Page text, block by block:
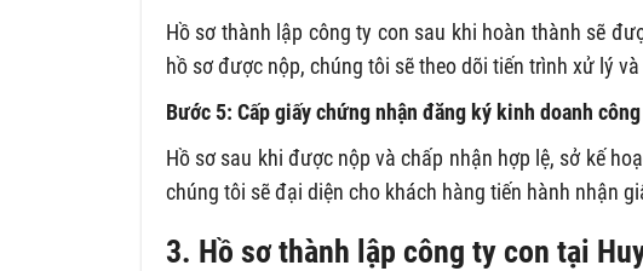
Hồ sơ thành lập công ty con sau khi hoàn thành sẽ
hồ sơ được nộp, chúng tôi sẽ theo dõi tiến trình xử lý
Bước 5: Cấp giấy chứng nhận đăng ký kinh doanh
Hồ sơ sau khi được nộp và chấp nhận hợp lệ, sở kế
chúng tôi sẽ đại diện cho khách hàng tiến hành nhận
3. Hồ sơ thành lập công ty con tại